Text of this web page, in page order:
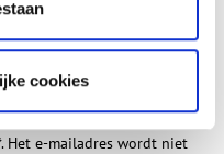
cookies
uur
Het e-mailadres wordt niet